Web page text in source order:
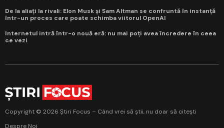
De la aliați la rivali: Elon Musk și Sam Altman se confruntă în instanță
într-un proces care poate schimba viitorul OpenAI
Internetul intră într-o nouă eră: nu mai poți avea încredere în ceea
ce vezi
Copyright © 2026 Știri Focus – Când vrei să știi, nu doar să citești
Despre Noi